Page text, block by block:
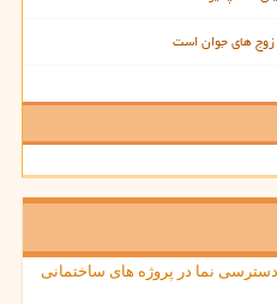
نما در پروژه های ساختمانی